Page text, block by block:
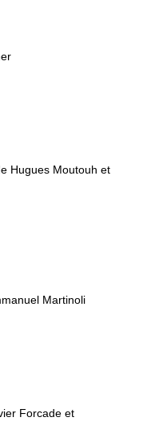
Hugues Moutouh et
Martinoli
Forcade et